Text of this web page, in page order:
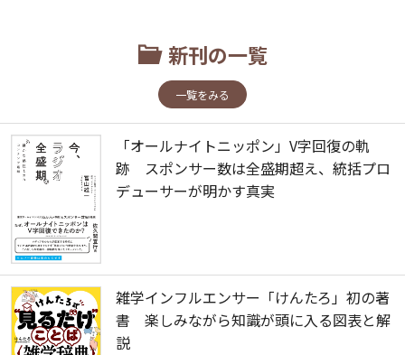
新刊の一覧
一覧をみる
「オールナイトニッポン」V字回復の軌
跡 スポンサー数は全盛期超え、統括プロ
デューサーが明かす真実
雑学インフルエンサー「けんたろ」初の著
書 楽しみながら知識が頭に入る図表と解
説